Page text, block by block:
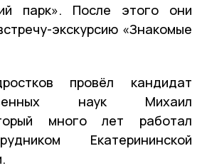
парк». После этого они
экскурсию «Знакомые
провёл кандидат
наук Михаил
много лет работал
Екатерининской